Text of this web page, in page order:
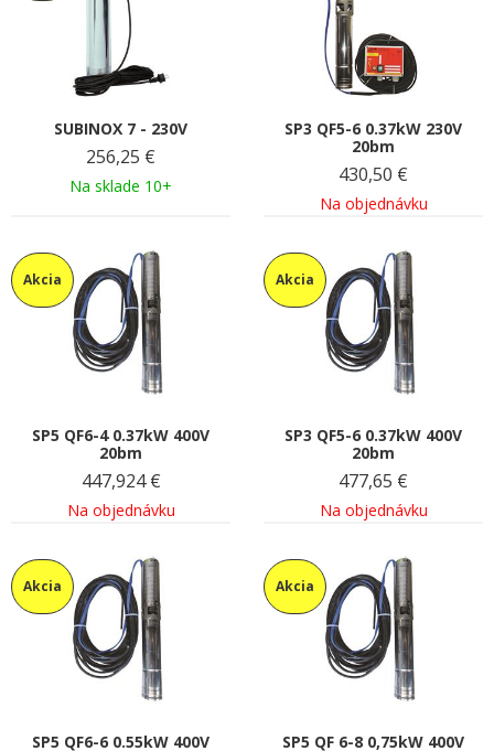
SUBINOX 7 - 230V
256,25 €
Na sklade 10+
SP3 QF5-6 0.37kW 230V
20bm
430,50 €
Na objednávku
Akcia
SP5 QF6-4 0.37kW 400V
20bm
447,924 €
Na objednávku
Akcia
SP3 QF5-6 0.37kW 400V
20bm
477,65 €
Na objednávku
Akcia
SP5 QF6-6 0.55kW 400V
Akcia
SP5 QF 6-8 0,75kW 400V